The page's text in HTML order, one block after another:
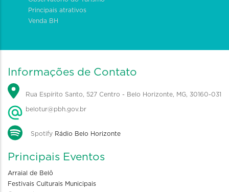
Principais atrativos
Venda BH
Informações de Contato
Rua Espírito Santo, 527 Centro - Belo Horizonte, MG, 30160-031
belotur@pbh.gov.br
Spotify Rádio Belo Horizonte
Principais Eventos
Arraial de Belô
Festivais Culturais Municipais